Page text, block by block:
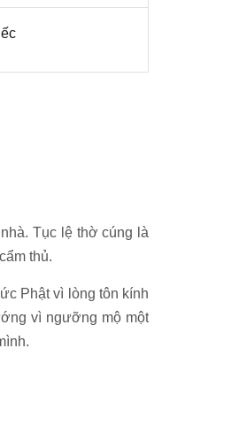
Tục lệ thờ cúng là
thủ.
Phật vì lòng tôn kính
vì ngưỡng mộ một